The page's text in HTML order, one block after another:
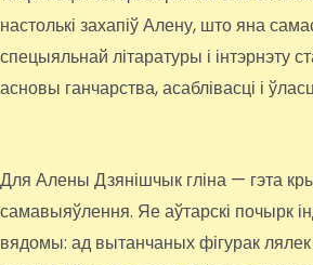
настолькі захапіў Алену, што яна
спецыяльнай літаратуры і інтэрнэту
асновы ганчарства, асаблівасці і
Для Алены Дзянішчык гліна — гэта
самавыяўлення. Яе аўтарскі почырк
вядомы: ад вытанчаных фігурак